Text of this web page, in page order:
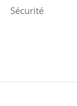
Sécurité